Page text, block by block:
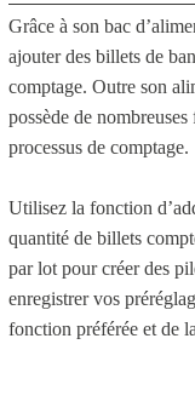
Grâce à son bac
ajouter des billets de
comptage. Outre son
possède de
processus de comptage.
Utilisez la fonction
quantité de billets
par lot pour créer des
enregistrer vos
fonction préférée et de